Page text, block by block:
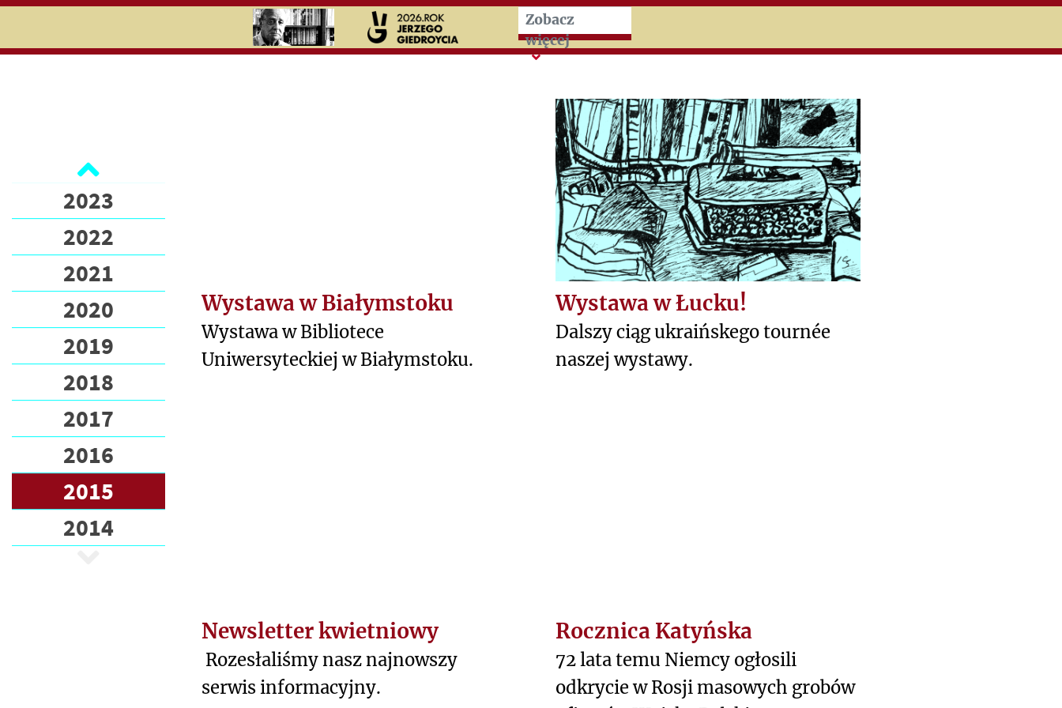
Przeskocz do treści zasadniczej
Zobacz
więcej
Newsletter
"Kulturę"
Wpłać na
"Kulturę"
2024
2023
2022
2021
2020
2019
2018
2017
2016
2015
2014
Wystawa w Białymstoku
Wystawa w Bibliotece
Uniwersyteckiej w Białymstoku.
Wystawa w Łucku!
Dalszy ciąg ukraińskego tournée
naszej wystawy.
Newsletter kwietniowy
Rozesłaliśmy nasz najnowszy
serwis informacyjny.
Rocznica Katyńska
72 lata temu Niemcy ogłosili
odkrycie w Rosji masowych grobów